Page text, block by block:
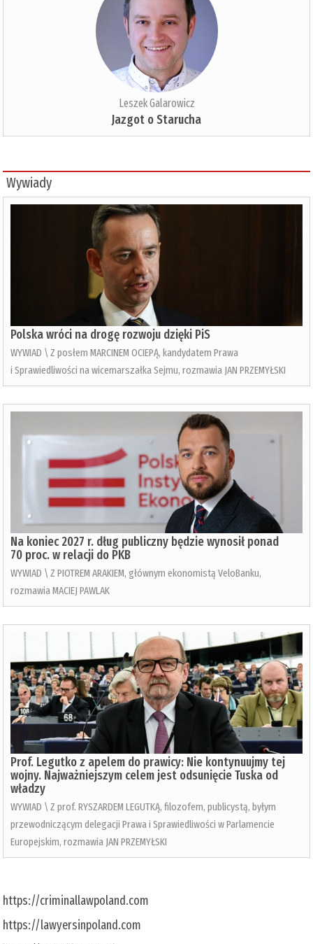
Leszek Galarowicz
Jazgot o Starucha
Wywiady
Polska wróci na drogę rozwoju dzięki PiS
WYWIAD \ Z posłem MARCINEM OCIEPĄ, kandydatem Prawa
i Sprawiedliwości na wicemarszałka Sejmu, rozmawia JAN PRZEMYŁSKI
Na koniec 2027 r. dług publiczny będzie wynosił ponad
70 proc. w relacji do PKB
WYWIAD \ Z PIOTREM ARAKIEM, głównym ekonomistą VeloBanku,
rozmawia MACIEJ PAWLAK
Prof. Legutko z apelem do prawicy: Nie kontynuujmy tej
wojny. Najważniejszym celem jest odsunięcie Tuska od
władzy
WYWIAD \ Z prof. RYSZARDEM LEGUTKĄ, filozofem, publicystą, byłym
przewodniczącym delegacji Prawa i Sprawiedliwości w Parlamencie
Europejskim, rozmawia JAN PRZEMYŁSKI
https://criminallawpoland.com
https://lawyersinpoland.com